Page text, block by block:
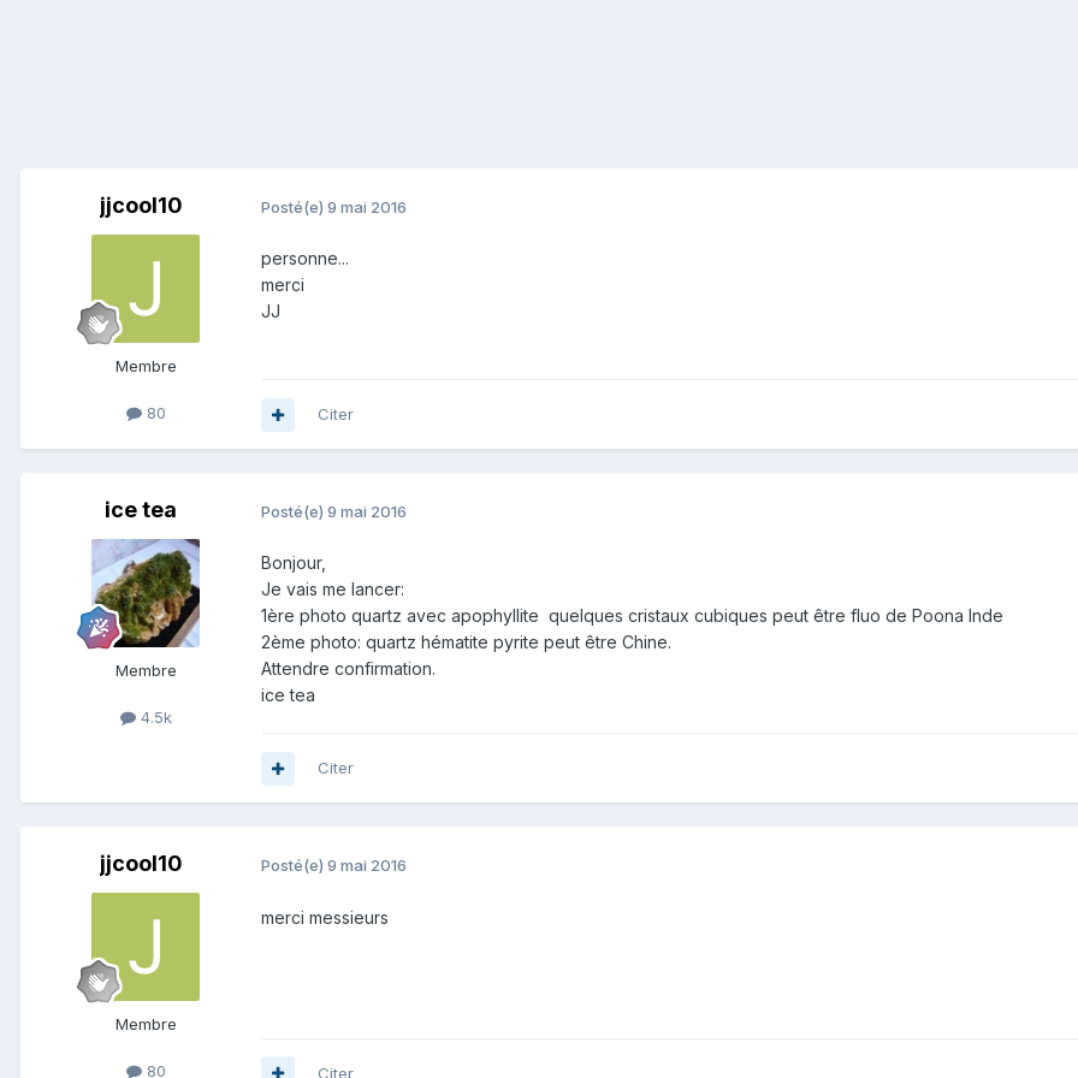
jjcool10
Membre
80
Posté(e) 9 mai 2016
personne...
merci
JJ
Citer
ice tea
Membre
4.5k
Posté(e) 9 mai 2016
Bonjour,
Je vais me lancer:
1ère photo quartz avec apophyllite quelques cristaux cubiques peut être fluo de Poona Inde
2ème photo: quartz hématite pyrite peut être Chine.
Attendre confirmation.
ice tea
Citer
jjcool10
Membre
80
Posté(e) 9 mai 2016
merci messieurs
Citer